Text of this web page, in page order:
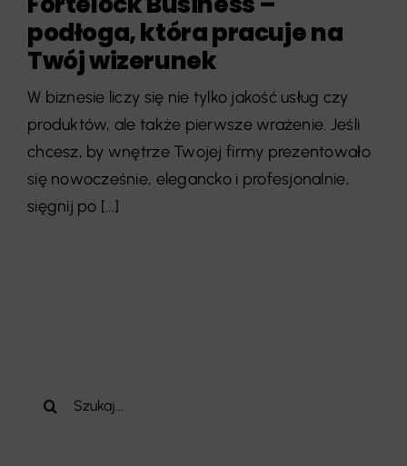
podłoga, która pracuje na
Twój wizerunek
W biznesie liczy się nie tylko jakość usług czy
produktów, ale także pierwsze wrażenie. Jeśli
chcesz, by wnętrze Twojej firmy prezentowało
się nowocześnie, elegancko i profesjonalnie,
sięgnij po [...]
Szukaj